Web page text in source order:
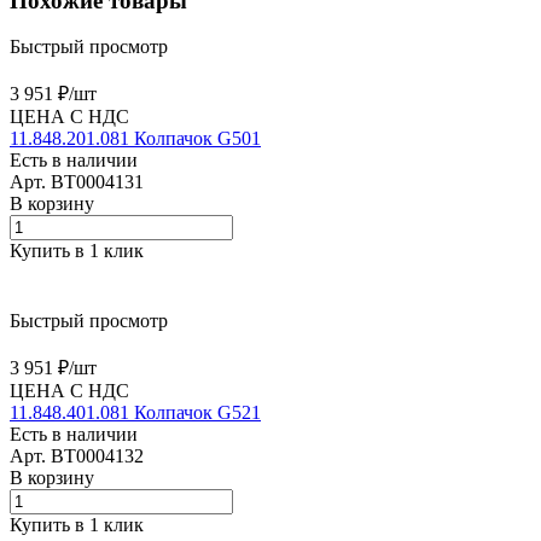
Быстрый просмотр
3 951 ₽/шт
ЦЕНА С НДС
11.848.201.081 Колпачок G501
Есть в наличии
Арт. BT0004131
В корзину
Купить в 1 клик
Быстрый просмотр
3 951 ₽/шт
ЦЕНА С НДС
11.848.401.081 Колпачок G521
Есть в наличии
Арт. BT0004132
В корзину
Купить в 1 клик